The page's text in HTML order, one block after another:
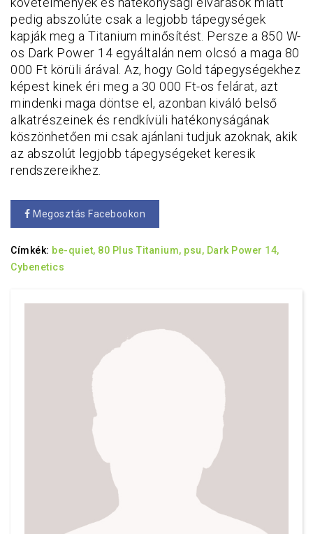
pedig abszolúte csak a legjobb tápegységek
kapják meg a Titanium minősítést. Persze a 850 W-
os Dark Power 14 egyáltalán nem olcsó a maga 80
000 Ft körüli árával. Az, hogy Gold tápegységekhez
képest kinek éri meg a 30 000 Ft-os felárat, azt
mindenki maga döntse el, azonban kiváló belső
alkatrészeinek és rendkívüli hatékonyságának
köszönhetően mi csak ajánlani tudjuk azoknak, akik
az abszolút legjobb tápegységeket keresik
rendszereikhez.
Megosztás Facebookon
Címkék: be-quiet, 80 Plus Titanium, psu, Dark Power 14,
Cybenetics